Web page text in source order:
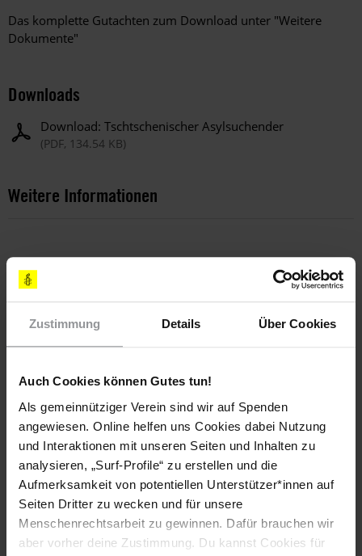
Zustimmung Details Über Cookies
Auch Cookies können Gutes tun!
Als gemeinnütziger Verein sind wir auf Spenden
angewiesen. Online helfen uns Cookies dabei Nutzung
und Interaktionen mit unseren Seiten und Inhalten zu
analysieren, „Surf-Profile“ zu erstellen und die
Aufmerksamkeit von potentiellen Unterstützer*innen auf
Seiten Dritter zu wecken und für unsere
Menschenrechtsarbeit zu gewinnen. Dafür brauchen wir
aber vorher deine Zustimmung. Du kannst Cookies für
Das komplette Gutachten zum Download unter "Weitere
Dokumente"
Downloads
Download: Tschtschenischer Asylsuchender
(PDF, 134.54 KB)
Weitere Informationen
Länder
Russische Föderation
Teile diesen Beitrag
Bleib informiert